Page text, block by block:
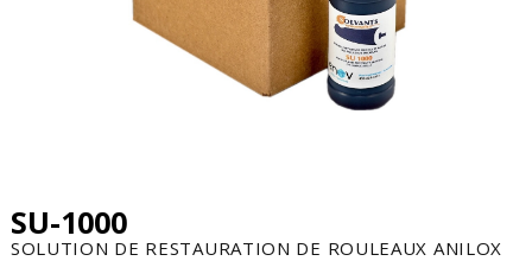
SU-1000
SOLUTION DE RESTAURATION DE ROULEAUX ANILOX